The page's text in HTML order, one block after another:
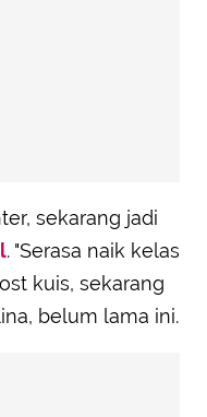
sekarang jadi
. "Serasa naik kelas
kuis, sekarang
belum lama ini.